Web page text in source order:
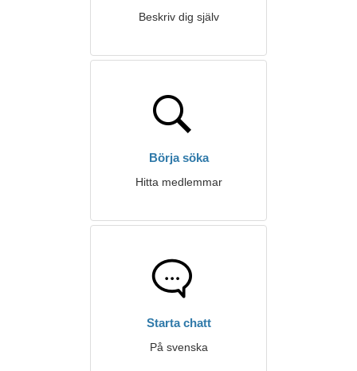
Beskriv dig själv
Börja söka
Hitta medlemmar
Starta chatt
På svenska